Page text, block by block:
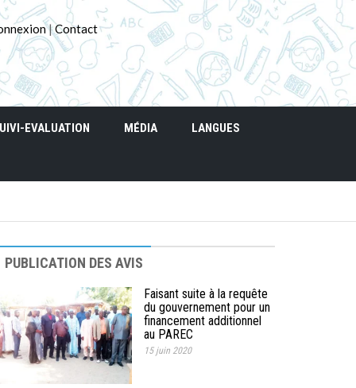
|Contact
EVALUATION MÉDIA LANGUES
PUBLICATION DES AVIS
Faisant suite à la requête
du gouvernement pour un
financement additionnel
au PAREC
15 juin 2020